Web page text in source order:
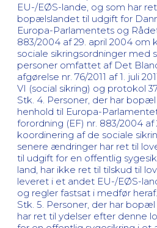
EU-/EØS-lande, og som har
bopælslandet til udgift for
Europa-Parlamentets og
883/2004 af 29. april 2004 om
sociale sikringsordninger med
personer omfattet af Det
afgørelse nr. 76/2011 af 1. juli
VI (social sikring) og protokol
Stk. 4. Personer, der har
henhold til Europa-
forordning (EF) nr. 883/2004 af
koordinering af de sociale
senere ændringer har ret til
til udgift for en offentlig
land, har ikke ret til tilskud til
leveret i et andet EU-/EØS-
og regler fastsat i medfør heraf.
Stk. 5. Personer, der har
har ret til ydelser efter denne